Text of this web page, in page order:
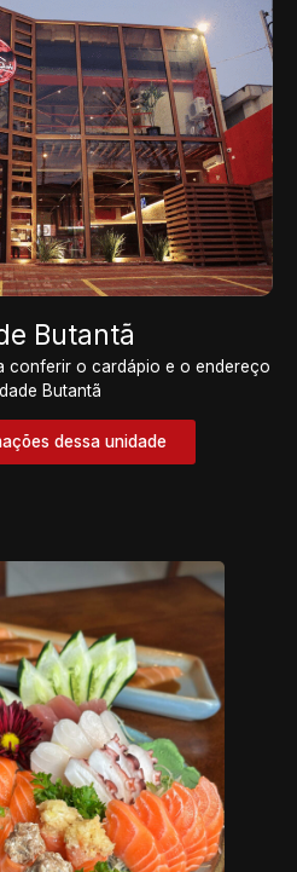
Butantã
conferir o cardápio e o endereço
Butantã
dessa unidade